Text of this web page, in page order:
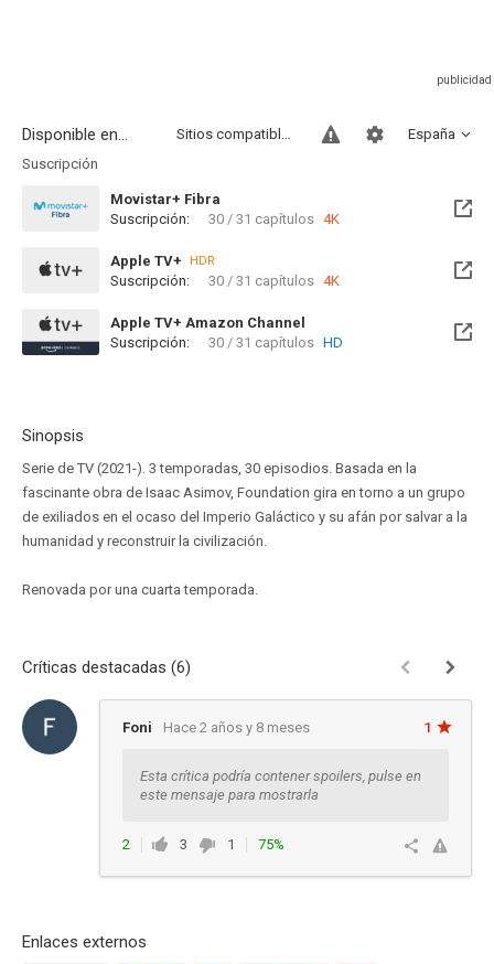
Disponible en... España
Sitios compatibles
Suscripción
Movistar+ Fibra
Disponible hasta el Lun, 31 Ene 2028 (Queda 1 año)
Suscripción: 30 / 31 capítulos 4K
Apple TV+ HDR
Suscripción: 30 / 31 capítulos 4K
Apple TV+ Amazon Channel
Suscripción:
30 / 31 capítulos HD
Sinopsis
Serie de TV (2021-). 3 temporadas, 30 episodios. Basada en la
fascinante obra de Isaac Asimov, Foundation gira en torno a un grupo
de exiliados en el ocaso del Imperio Galáctico y su afán por salvar a la
humanidad y reconstruir la civilización.
Renovada por una cuarta temporada.
Críticas destacadas (6)
Foni Hace 2 años y 8 meses 1
Esta crítica podría contener spoilers, pulse en
este mensaje para mostrarla
2 3 1
75%
Enlaces externos